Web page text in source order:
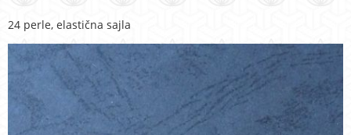
24 perle, elastična sajla